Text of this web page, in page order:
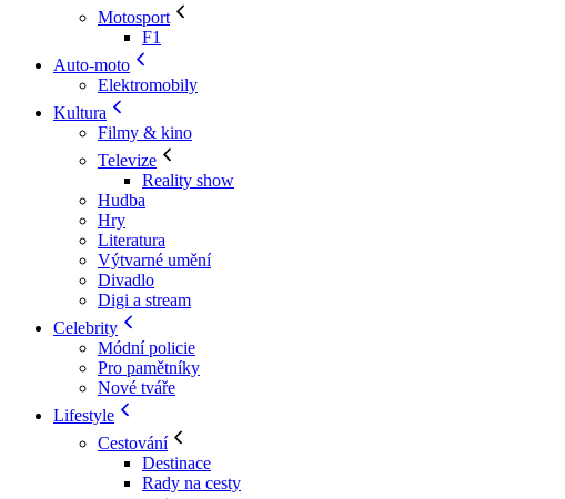
Motosport
F1
Auto-moto
Elektromobily
Kultura
Filmy & kino
Televize
Reality show
Hudba
Hry
Literatura
Výtvarné umění
Divadlo
Digi a stream
Celebrity
Módní policie
Pro pamětníky
Nové tváře
Lifestyle
Cestování
Destinace
Rady na cesty